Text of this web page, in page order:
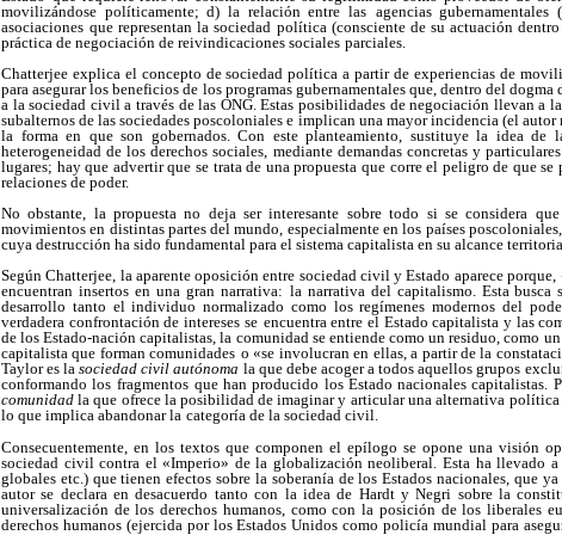
movilizándose políticamente; d) la relación entre las agencias
asociaciones que representan la sociedad política (consciente de su actuación
práctica de negociación de reivindicaciones sociales parciales.
Chatterjee explica el concepto de sociedad política a partir de experiencias de
para asegurar los beneficios de los programas gubernamentales que, dentro del
a la sociedad civil a través de las ONG. Estas posibilidades de negociación llevan a
subalternos de las sociedades poscoloniales e implican una mayor incidencia (el
la forma en que son gobernados. Con este planteamiento, sustituye la idea
heterogeneidad de los derechos sociales, mediante demandas concretas y
lugares; hay que advertir que se trata de una propuesta que corre el peligro de que
relaciones de poder.
No obstante, la propuesta no deja ser interesante sobre todo si se considera
movimientos en distintas partes del mundo, especialmente en los países
cuya destrucción ha sido fundamental para el sistema capitalista en su alcance
Según Chatterjee, la aparente oposición entre sociedad civil y Estado aparece porque,
encuentran insertos en una gran narrativa: la narrativa del capitalismo. Esta
desarrollo tanto el individuo normalizado como los regímenes modernos del
verdadera confrontación de intereses se encuentra entre el Estado capitalista y las
de los Estado-nación capitalistas, la comunidad se entiende como un residuo, como
capitalista que forman comunidades o «se involucran en ellas, a partir de la
Taylor es lasociedad civil autónoma la que debe acoger a todos aquellos grupos
conformando los fragmentos que han producido los Estado nacionales capitalistas.
comunidadla que ofrece la posibilidad de imaginar y articular una alternativa política
lo que implica abandonar la categoría de la sociedad civil.
Consecuentemente, en los textos que componen el epílogo se opone una visión
sociedad civil contra el «Imperio» de la globalización neoliberal. Esta ha llevado a
globales etc.) que tienen efectos sobre la soberanía de los Estados nacionales, que
autor se declara en desacuerdo tanto con la idea de Hardt y Negri sobre la
universalización de los derechos humanos, como con la posición de los liberales
derechos humanos (ejercida por los Estados Unidos como policía mundial para